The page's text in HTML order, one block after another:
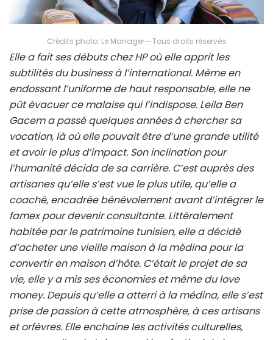
Crédits photo: Le Manager — Tous droits réservés
Elle a fait ses débuts chez HP où elle apprit les
subtilités du business à l’international. Même en
endossant l’uniforme de haut responsable, elle ne
pût évacuer ce malaise qui l’indispose. Leila Ben
Gacem a passé quelques années à chercher sa
vocation, là où elle pouvait être d’une grande utilité
et avoir le plus d’impact. Son inclination pour
l’humanité décida de sa carrière. C’est auprès des
artisanes qu’elle s’est vue le plus utile, qu’elle a
coaché, encadrée bénévolement avant d’intégrer le
famex pour devenir consultante. Littéralement
habitée par le patrimoine tunisien, elle a décidé
d’acheter une vieille maison à la médina pour la
convertir en maison d’hôte. C’était le projet de sa
vie, elle y a mis ses économies et même du love
money. Depuis qu’elle a atterri à la médina, elle s’est
prise de passion à cette atmosphère, à ces artisans
et orfèvres. Elle enchaine les activités culturelles,